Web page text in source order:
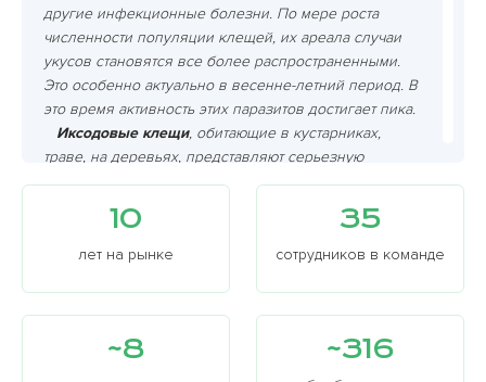
другие инфекционные болезни. По мере роста
численности популяции клещей, их ареала случаи
укусов становятся все более распространенными.
Это особенно актуально в весенне-летний период. В
это время активность этих паразитов достигает пика.
Иксодовые клещи, обитающие в кустарниках,
траве, на деревьях, представляют серьезную
опасность. Они являются переносчиками таких
болезней как энцефалит и боррелиоз.
Кровососущие членистоногие питаются кровью
своих жертв, включая человека и собаку. Их укусы
на открытую землю, но и прятаться в тканях одежды
или на коже после прогулки по лесу. Важно
10
лет на рынке
35
сотрудников в команде
~8 ~316